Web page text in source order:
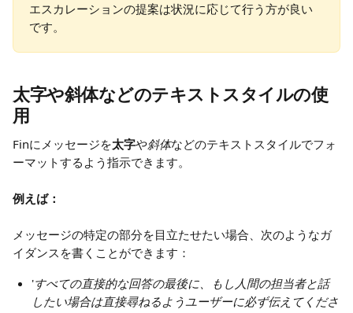
エスカレーションの提案は状況に応じて行う方が良い
です。
太字や斜体などのテキストスタイルの使
用
Finにメッセージを太字や斜体などのテキストスタイルでフォ
ーマットするよう指示できます。
例えば：
メッセージの特定の部分を目立たせたい場合、次のようなガ
イダンスを書くことができます：
'すべての直接的な回答の最後に、もし人間の担当者と話
したい場合は直接尋ねるようユーザーに必ず伝えてくださ